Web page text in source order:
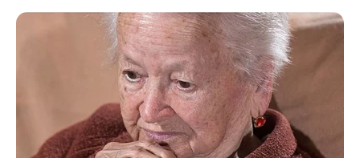
trois victoires cette année, dont deux dans des courses à
réclamer. Il s’est également illustré par une 3e place dans
un quinté sur le sable de Deauville en juillet. Ce cheval est
reconnu pour son aptitude à courir en avant, ce qui
pourrait lui être avantageux sur le tracé de Chantilly. Son
retour sur la PSF pourrait lui permettre de retrouver ses
meilleures performances. Même si la victoire semble